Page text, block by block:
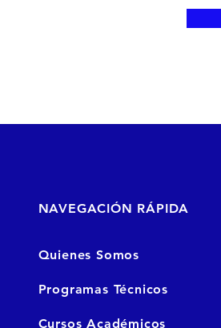
NAVEGACIÓN RÁPIDA
Quienes Somos
Programas Técnicos
CursosAcadémicos